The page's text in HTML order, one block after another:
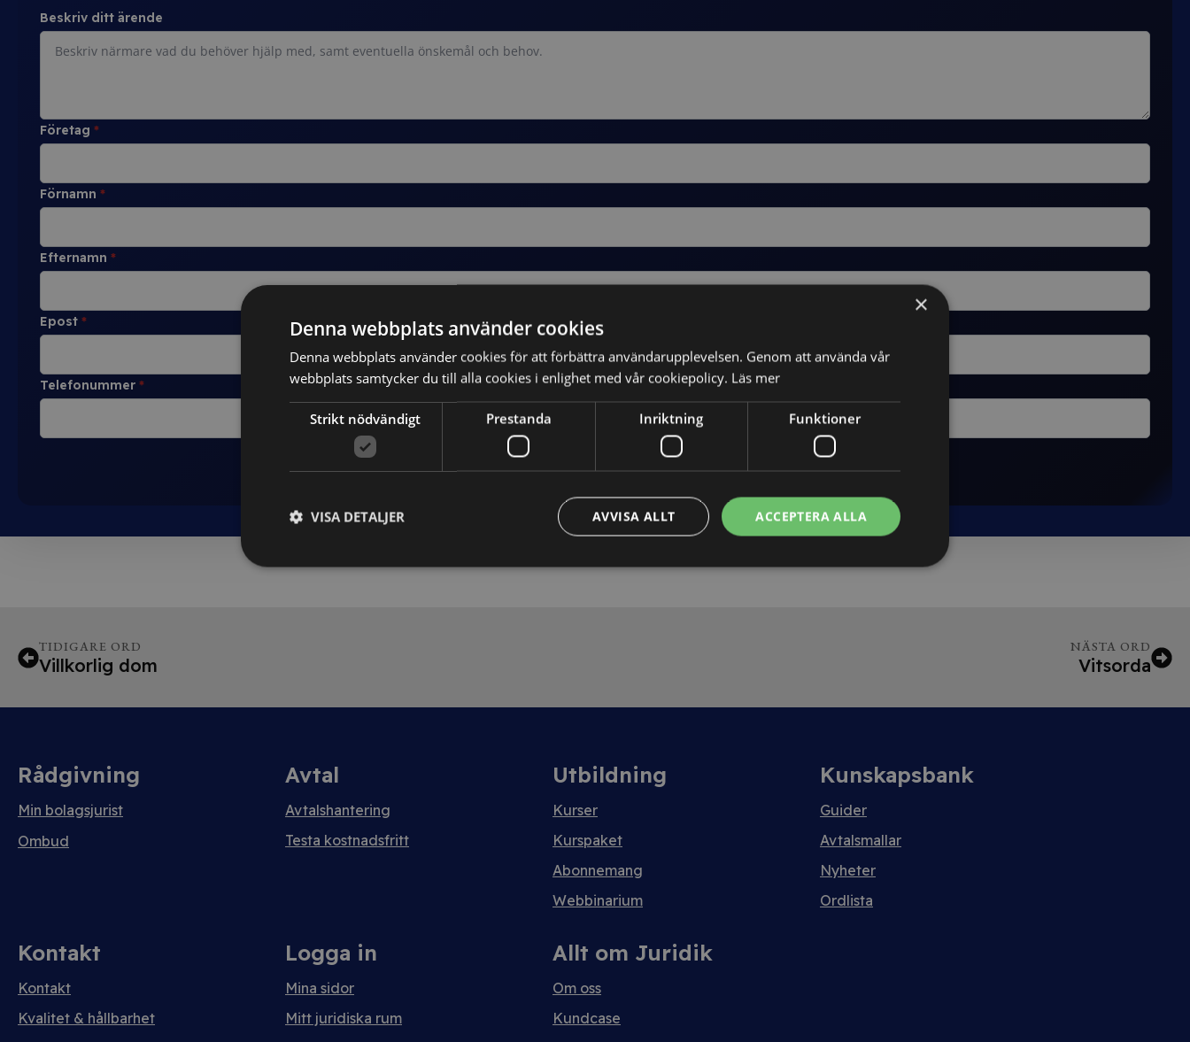
Beskriv ditt ärende
Företag *
Förnamn *
Efternamn *
Epost *
Telefonummer *
TIDIGARE ORD
Villkorlig dom
NÄSTA ORD
Vitsorda
Rådgivning
Min bolagsjurist
Ombud
Avtal
Avtalshantering
Testa kostnadsfritt
Utbildning
Kurser
Kurspaket
Abonnemang
Webbinarium
Kunskapsbank
Guider
Avtalsmallar
Nyheter
Ordlista
Kontakt
Kontakt
Kvalitet & hållbarhet
Logga in
Mina sidor
Mitt juridiska rum
Allt om Juridik
Om oss
Kundcase
×
Denna webbplats använder cookies
Denna webbplats använder cookies för att förbättra användarupplevelsen. Genom att använda vår
webbplats samtycker du till alla cookies i enlighet med vår cookiepolicy. Läs mer
Strikt nödvändigt Prestanda Inriktning Funktioner
ACCEPTERA ALLA
AVVISA ALLT
VISA DETALJER